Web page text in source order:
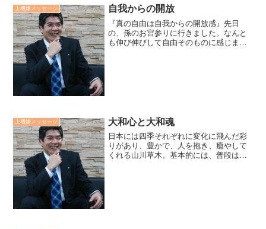
上機嫌メッセージ 自我からの開放
『真の自由は自我からの開放感』先日
の、孫のお宮参りに行きました。なんと
も伸び伸びして自由そのものに感じまし
上機嫌メッセージ 大和心と大和魂
日本には四季それぞれに変化に飛んだ彩
りがあり、豊かで、人を抱き、癒やして
くれる山川草木。基本的には、普段は穏